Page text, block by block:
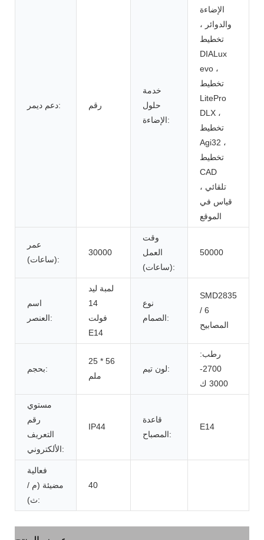
دعم ديمر: رقم
خدمة
حلول
الإضاءة:
الإضاءة
والدوائر ،
تخطيط
DIALux
evo ،
تخطيط
LitePro
DLX ،
تخطيط
Agi32 ،
تخطيط
CAD
تلقائي ،
قياس في
الموقع
عمر
(ساعات):
30000
وقت
العمل
(ساعات):
50000
اسم
العنصر:
لمبة ليد
14
فولت
E14
نوع
الصمام:
SMD2835
/ 6
المصابيح
بحجم:
25 * 56
ملم
لون تيم:
رطب:
2700-
3000 ك
مستوي
رقم
التعريف
الألكتروني:
IP44
قاعدة
المصباح:
E14
فعالية
مضيئة (م /
ث):
40